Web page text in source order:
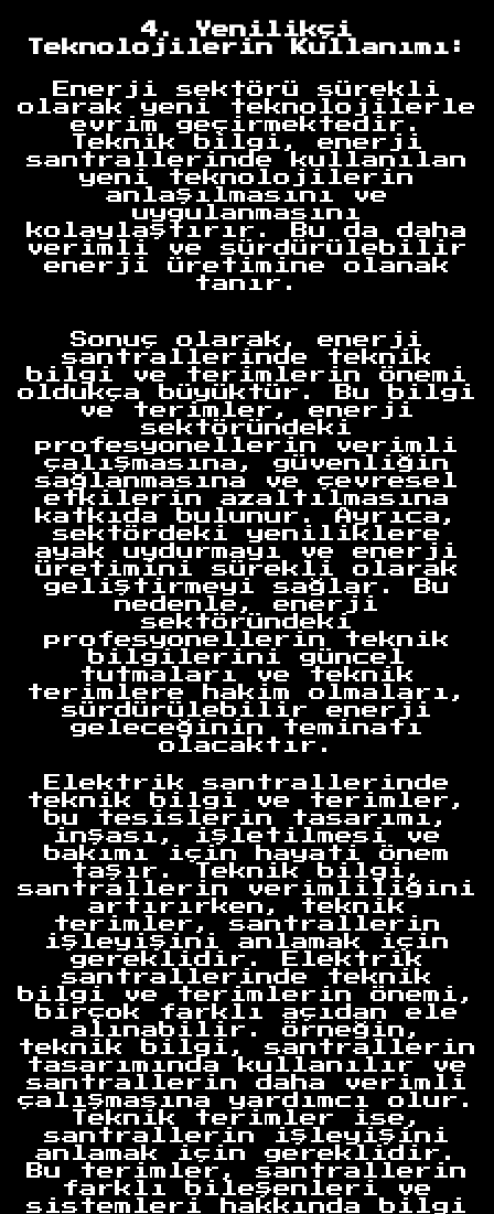
4. Yenilikçi
Teknolojilerin Kullanımı:
Enerji sektörü sürekli
olarak yeni teknolojilerle
evrim geçirmektedir.
Teknik bilgi, enerji
santrallerinde kullanılan
yeni teknolojilerin
anlaşılmasını ve
uygulanmasını
kolaylaştırır. Bu da daha
verimli ve sürdürülebilir
enerji üretimine olanak
tanır.
Sonuç olarak, enerji
santrallerinde teknik
bilgi ve terimlerin önemi
oldukça büyüktür. Bu bilgi
ve terimler, enerji
sektöründeki
profesyonellerin verimli
çalışmasına, güvenliğin
sağlanmasına ve çevresel
etkilerin azaltılmasına
katkıda bulunur. Ayrıca,
sektördeki yeniliklere
ayak uydurmayı ve enerji
üretimini sürekli olarak
geliştirmeyi sağlar. Bu
nedenle, enerji
sektöründeki
profesyonellerin teknik
bilgilerini güncel
tutmaları ve teknik
terimlere hakim olmaları,
sürdürülebilir enerji
geleceğinin teminatı
olacaktır.
Elektrik santrallerinde
teknik bilgi ve terimler,
bu tesislerin tasarımı,
inşası, işletilmesi ve
bakımı için hayati önem
taşır. Teknik bilgi,
santrallerin verimliliğini
artırırken, teknik
terimler, santrallerin
işleyişini anlamak için
gereklidir. Elektrik
santrallerinde teknik
bilgi ve terimlerin önemi,
birçok farklı açıdan ele
alınabilir. Örneğin,
teknik bilgi, santrallerin
tasarımında kullanılır ve
santrallerin daha verimli
çalışmasına yardımcı olur.
Teknik terimler ise,
santrallerin işleyişini
anlamak için gereklidir.
Bu terimler, santrallerin
farklı bileşenleri ve
sistemleri hakkında bilgi